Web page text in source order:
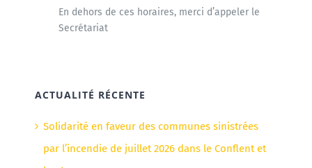
En dehors de ces horaires, merci d’appeler le
Secrétariat
ACTUALITÉ RÉCENTE
Solidarité en faveur des communes sinistrées
par l’incendie de juillet 2026 dans le Conflent et